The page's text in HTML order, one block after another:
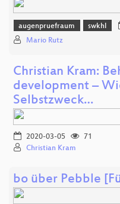
augenpruefraum swkhl
Mario Rutz
Christian Kram:
development –
Selbstzweck…
2020-03-05
71
Christian Kram
bo über Pebble